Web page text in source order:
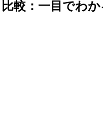
較：一目でわ